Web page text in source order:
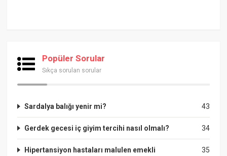
Popüler Sorular
Sıkça sorulan sorular
43
Sardalya balığı yenir mi?
34
Gerdek gecesi iç giyim tercihi nasıl olmalı?
35
Hipertansiyon hastaları malulen emekli